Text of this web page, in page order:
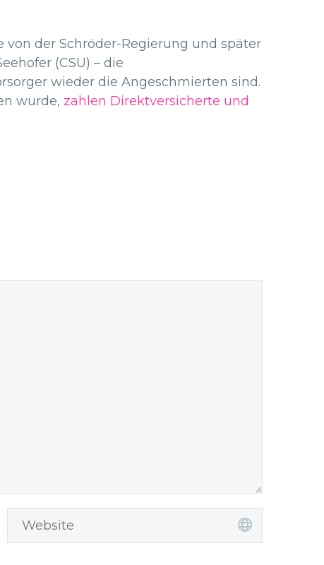
der Schröder-Regierung und später
(CSU) – die
wieder die Angeschmierten sind.
wurde, zahlen Direktversicherte und